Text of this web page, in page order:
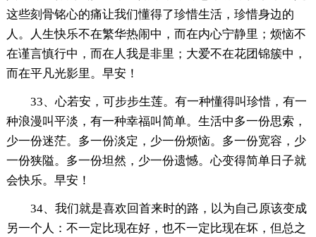
这些刻骨铭心的痛让我们懂得了珍惜生活，珍惜身边的
人。人生快乐不在繁华热闹中，而在内心宁静里；烦恼不
在谨言慎行中，而在人我是非里；大爱不在花团锦簇中，
而在平凡光影里。早安！
33、心若安，可步步生莲。有一种懂得叫珍惜，有一
种浪漫叫平淡，有一种幸福叫简单。生活中多一份思索，
少一份迷茫。多一份淡定，少一份烦恼。多一份宽容，少
一份狭隘。多一份坦然，少一份遗憾。心变得简单日子就
会快乐。早安！
34、我们就是喜欢回首来时的路，以为自己原该变成
另一个人：不一定比现在好，也不一定比现在坏，但总之